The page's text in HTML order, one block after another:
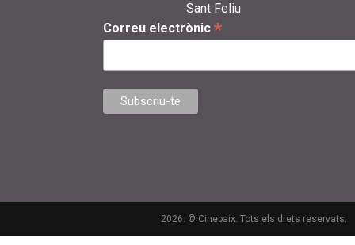
Sant Feliu
Correu electrònic *
2026. © Cinebaix. Tots els drets reservats.